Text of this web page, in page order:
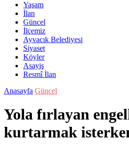
Yaşam
İlan
Güncel
İlçemiz
Ayvacık Belediyesi
Siyaset
Köyler
Asayiş
Resmî İlan
Anasayfa Güncel
Yola fırlayan
kurtarmak